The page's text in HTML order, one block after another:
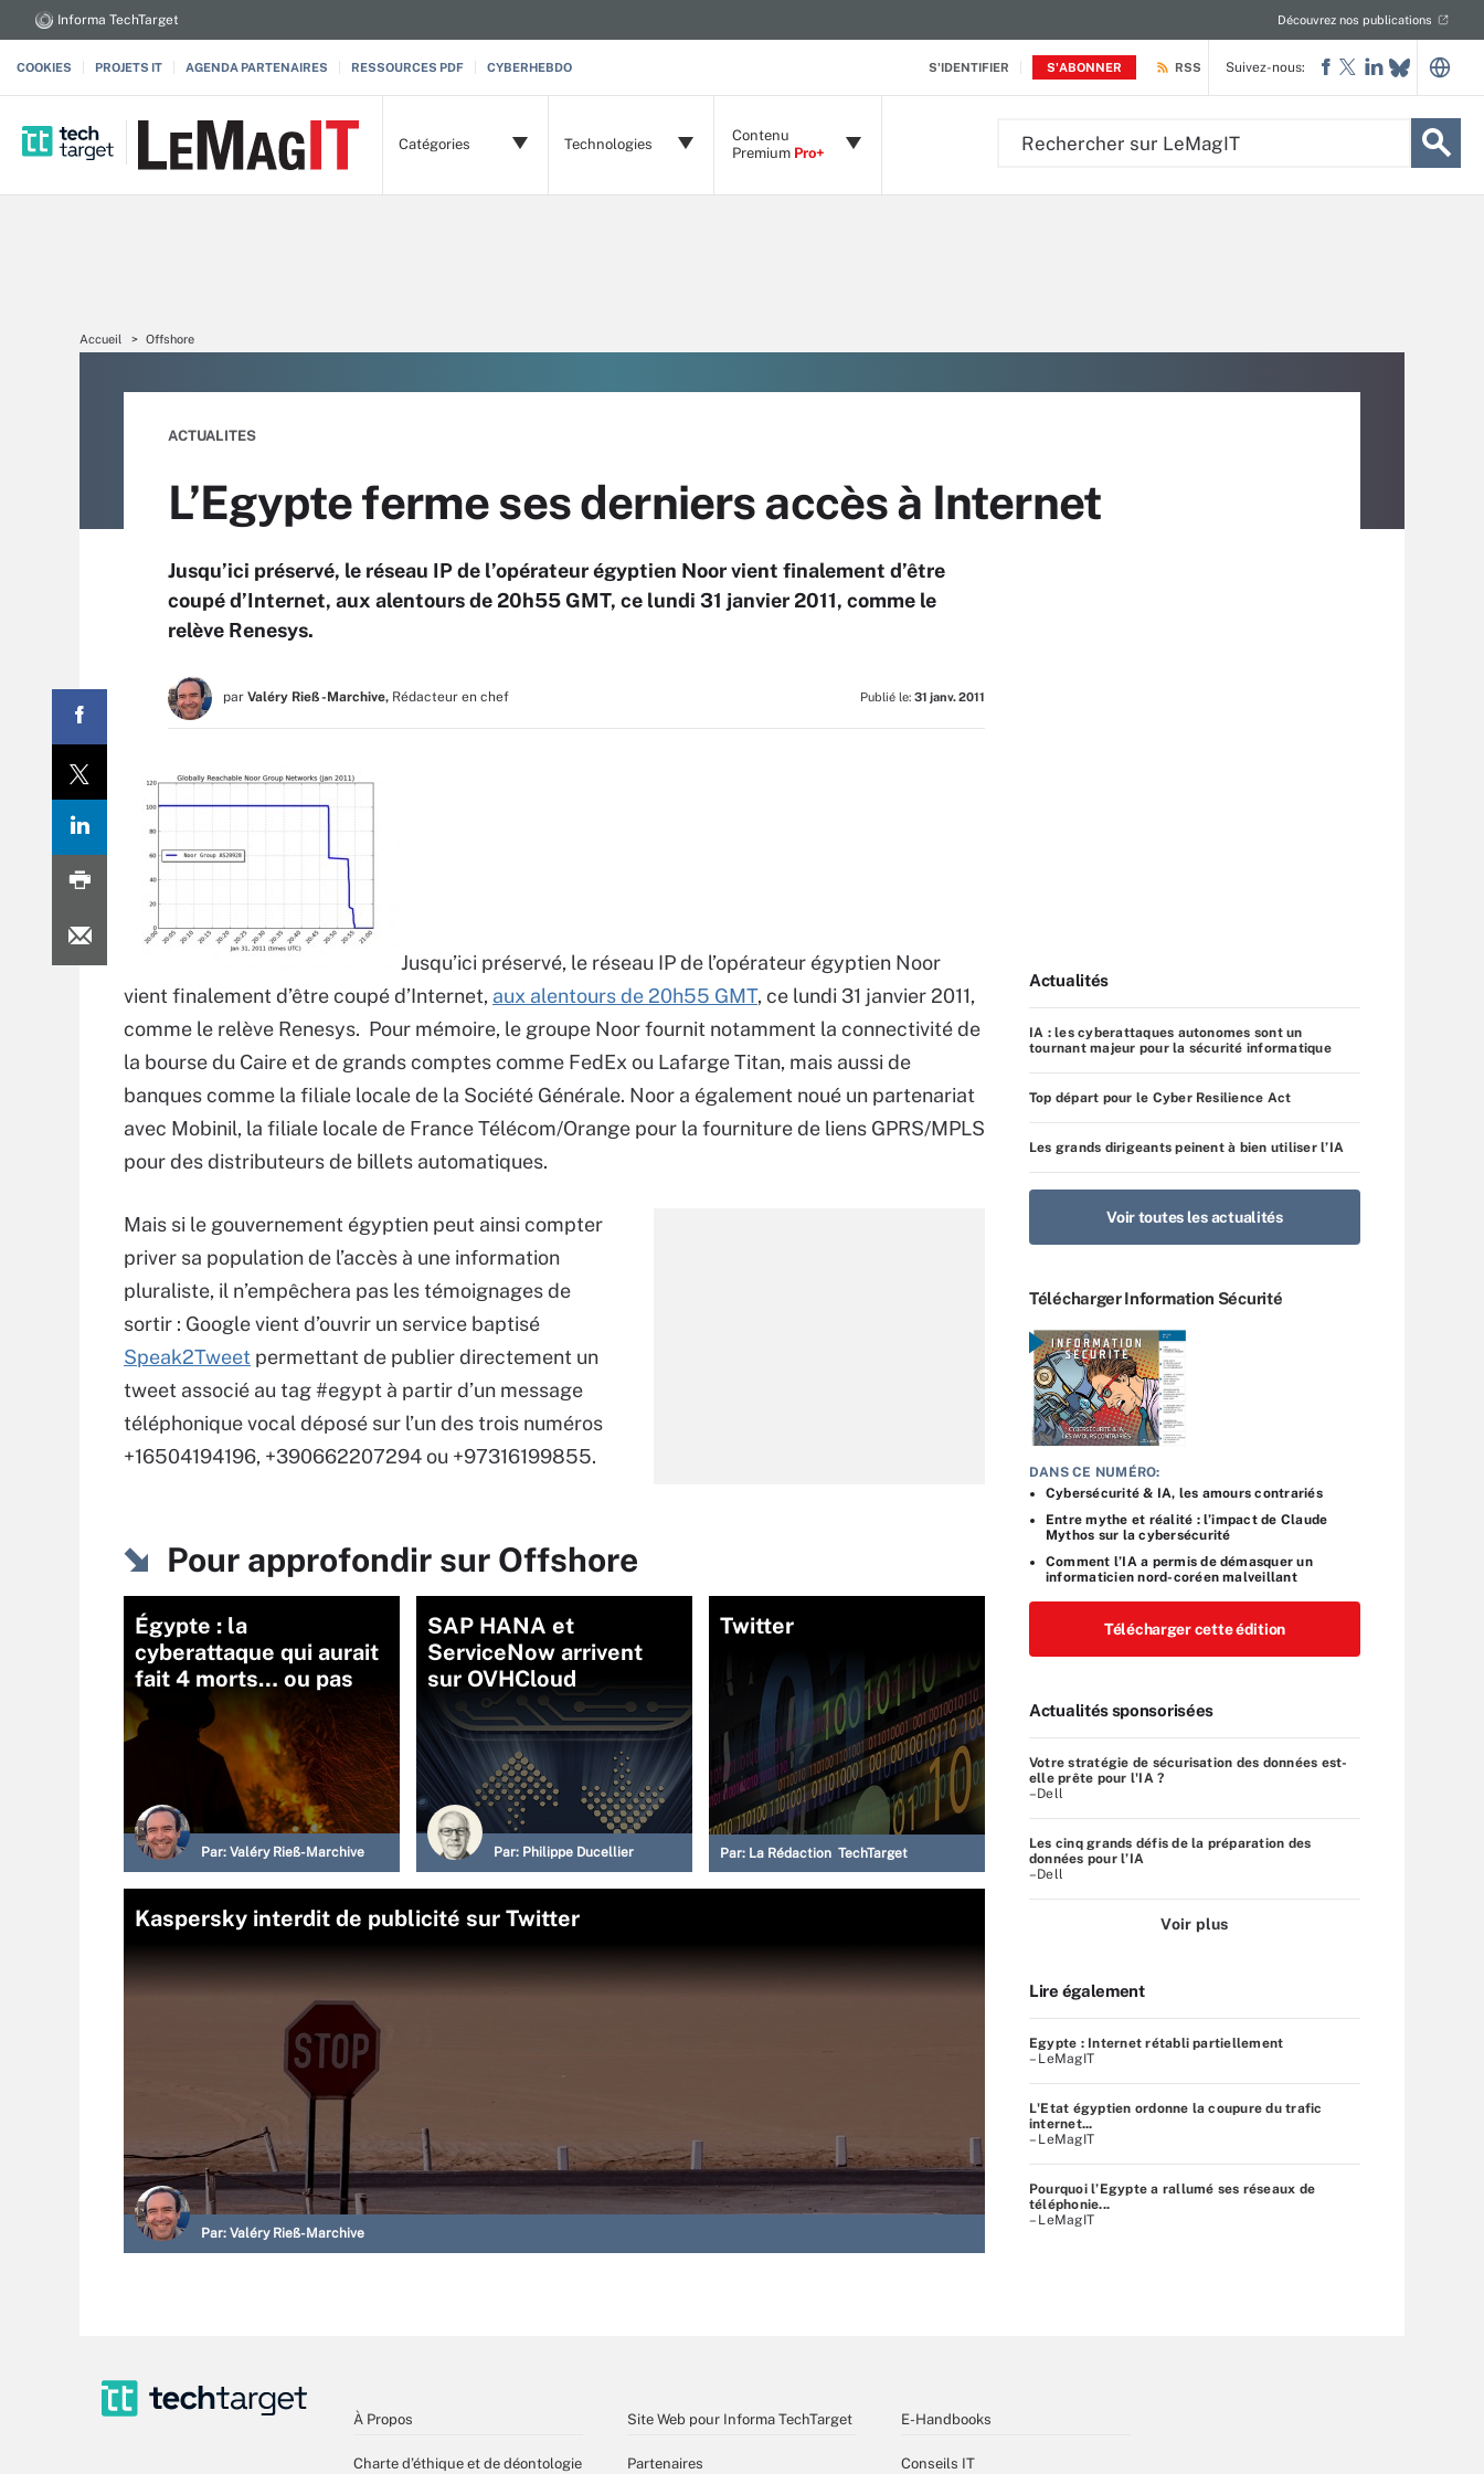
S'IDENTIFIER S'ABONNER
Informa TechTarget Découvrez nos publications
COOKIES PROJETS IT AGENDA PARTENAIRES RESSOURCES PDF CYBERHEBDO RSS
Catégories Technologies
Contenu
Premium Pro+
Suivez-nous:
Accueil Offshore
ACTUALITES
L’Egypte ferme ses derniers accès à Internet
Jusqu’ici préservé, le réseau IP de l’opérateur égyptien Noor vient finalement d’être
coupé d’Internet, aux alentours de 20h55 GMT, ce lundi 31 janvier 2011, comme le
relève Renesys.
par Valéry Rieß-Marchive, Rédacteur en chef Publié le: 31 janv. 2011
Jusqu’ici préservé, le réseau IP de l’opérateur égyptien Noor
vient finalement d’être coupé d’Internet, aux alentours de 20h55 GMT, ce lundi 31 janvier 2011,
comme le relève Renesys. Pour mémoire, le groupe Noor fournit notamment la connectivité de
la bourse du Caire et de grands comptes comme FedEx ou Lafarge Titan, mais aussi de
banques comme la filiale locale de la Société Générale. Noor a également noué un partenariat
avec Mobinil, la filiale locale de France Télécom/Orange pour la fourniture de liens GPRS/MPLS
pour des distributeurs de billets automatiques.
Mais si le gouvernement égyptien peut ainsi compter
priver sa population de l’accès à une information
pluraliste, il n’empêchera pas les témoignages de
sortir : Google vient d’ouvrir un service baptisé
Speak2Tweet permettant de publier directement un
tweet associé au tag #egypt à partir d’un message
téléphonique vocal déposé sur l’un des trois numéros
+16504194196, +390662207294 ou +97316199855.
Pour approfondir sur Offshore
Égypte : la
cyberattaque qui aurait
fait 4 morts… ou pas
Par: Valéry Rieß-Marchive
SAP HANA et
ServiceNow arrivent
sur OVHCloud
Par: Philippe Ducellier
Twitter
Par: La Rédaction TechTarget
Kaspersky interdit de publicité sur Twitter
Par: Valéry Rieß-Marchive
Actualités
IA : les cyberattaques autonomes sont un
tournant majeur pour la sécurité informatique
Top départ pour le Cyber Resilience Act
Les grands dirigeants peinent à bien utiliser l’IA
Voir toutes les actualités
Télécharger Information Sécurité
DANS CE NUMÉRO:
Cybersécurité & IA, les amours contrariés
Entre mythe et réalité : l’impact de Claude
Mythos sur la cybersécurité
Comment l’IA a permis de démasquer un
informaticien nord-coréen malveillant
Télécharger cette édition
Actualités sponsorisées
Votre stratégie de sécurisation des données est-
elle prête pour l'IA ?
–Dell
Les cinq grands défis de la préparation des
données pour l’IA
–Dell
Voir plus
Lire également
Egypte : Internet rétabli partiellement
– LeMagIT
L'Etat égyptien ordonne la coupure du trafic
internet...
– LeMagIT
Pourquoi l’Egypte a rallumé ses réseaux de
téléphonie...
– LeMagIT
À Propos
Charte d’éthique et de déontologie
Site Web pour Informa TechTarget
Partenaires
E-Handbooks
Conseils IT